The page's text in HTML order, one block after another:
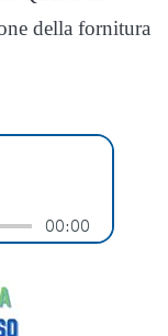
della fornitura